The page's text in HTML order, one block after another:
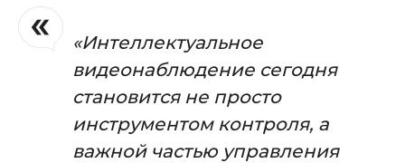
«Интеллектуальное
видеонаблюдение сегодня
становится не просто
инструментом контроля, а
важной частью управления